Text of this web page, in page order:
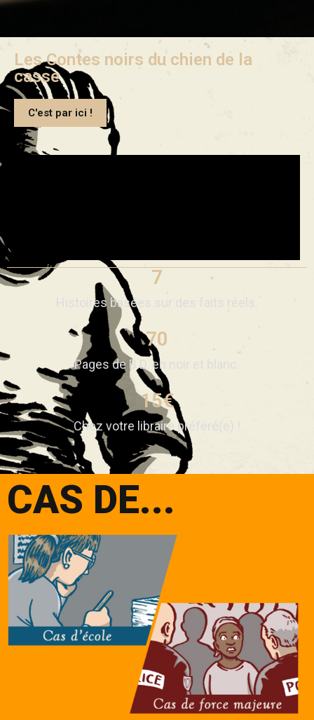
Les Contes noirs du chien de la
casse
C'est par ici !
7
Histoires basées sur des faits réels.
70
Pages de B.D. en noir et blanc.
15€
Chez votre libraire préféré(e) !
CAS DE...